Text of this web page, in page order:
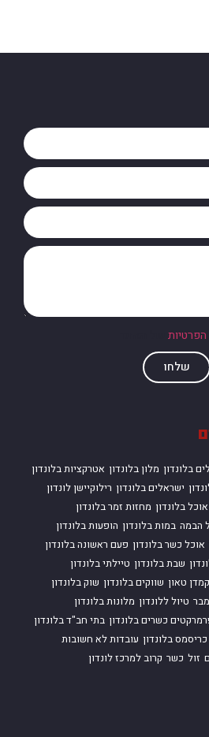
בלונדון מלון בלונדון אטרקציות בלונדון
ישראלים בלונדון רילוקיישן לונדון
אוכל בלונדון מחזות זמר בלונדון
הבמה במות בלונדון הופעות בלונדון
אוכל כשר בלונדון פעם ראשונה בלונדון
שבת בלונדון טיילתי בלונדון
קמדן טאון שווקים בלונדון שוק בלונדון
טיול ללונדון מלונות בלונדון
כשרים בלונדון בתי חב"ד בלונדון
כריסמס בלונדון עובדות לא חשובות
זול כשר קרוב למרכז לונדון
הפרטיות
שלחו